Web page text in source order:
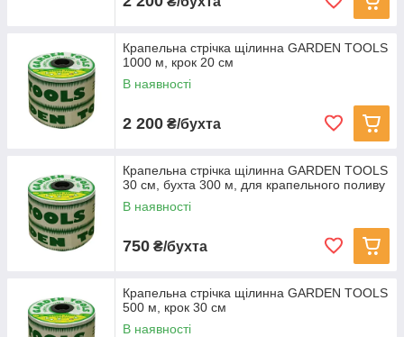
Крапельна стрічка щілинна GARDEN TOOLS
1000 м, крок 20 см
В наявності
2 200 ₴/бухта
Крапельна стрічка щілинна GARDEN TOOLS
30 см, бухта 300 м, для крапельного поливу
В наявності
750 ₴/бухта
Крапельна стрічка щілинна GARDEN TOOLS
500 м, крок 30 см
В наявності